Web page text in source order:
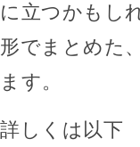
に立つかもし
形でまとめた
ます。
詳しくは以下